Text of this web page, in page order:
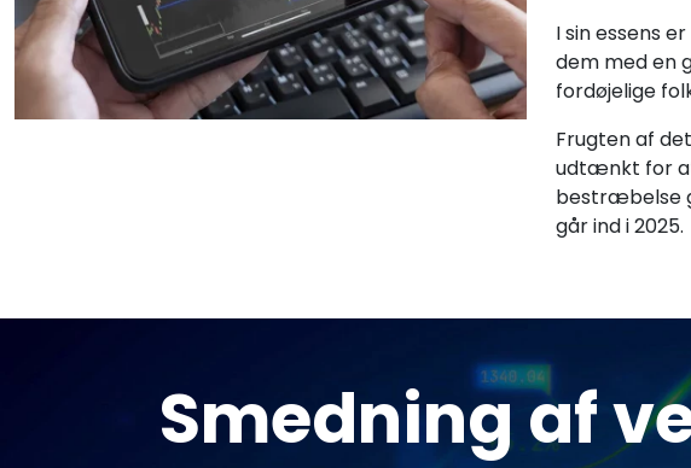
I sin essens
dem med en
fordøjelige
Frugten af
udtænkt for
bestræbelse
går ind i 2025.
Smedning af